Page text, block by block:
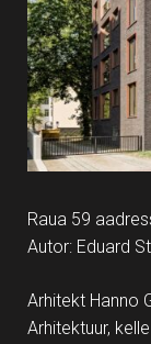
Raua 59
Autor: Eduard
Arhitekt Hanno
Arhitektuur,